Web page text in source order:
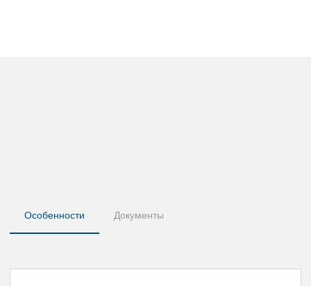
Особенности Документы